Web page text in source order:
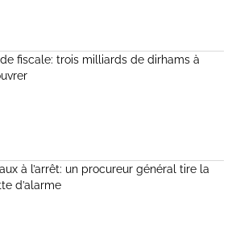
fiscale: trois milliards de dirhams à
à l’arrêt: un procureur général tire la
d’alarme